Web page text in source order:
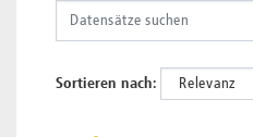
Sortieren nach